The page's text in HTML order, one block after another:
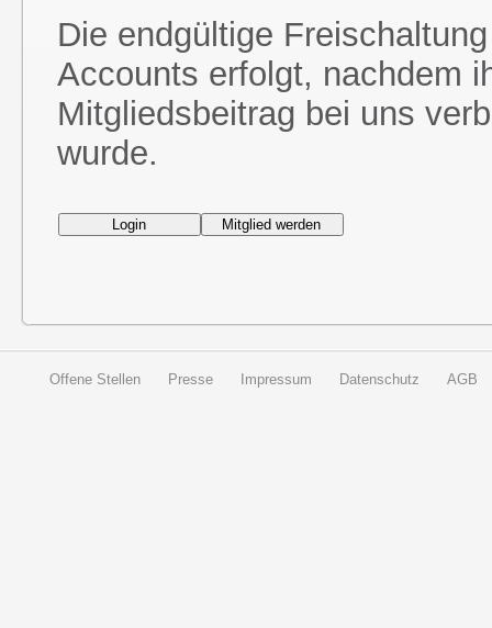
Die endgültige
Accounts erfolgt, nachdem
Mitgliedsbeitrag bei uns
wurde.
Offene Stellen Presse Impressum Datenschutz AGB